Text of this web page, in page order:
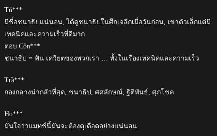
Tú***
มีชื่อชนาธิปแน่นอน, ได้ดูชนาธิปในศึกเจลีกเมื่อวันก่อน, เขาตัวเล็กแต่มี
เทคนิคและความเร็วที่ดีมาก
ตอบ Côn***
ชนาธิป = ฟัน เควียตของพวกเรา … ทั้งในเรื่องเทคนิคและความเร็ว
Trầ***
กองกลางน่ากลัวที่สุด, ชนาธิป, ศศลักษณ์, ฐิติพันธ์, ศุภโชค
Ho***
มั่นใจว่าแมทช์นี้มันจะต้องดุเดือดอย่างแน่นอน